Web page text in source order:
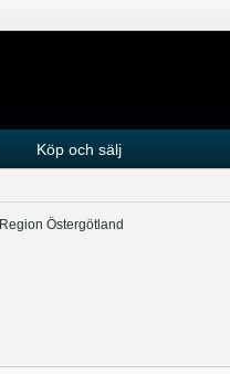
Köp och sälj
Region Östergötland